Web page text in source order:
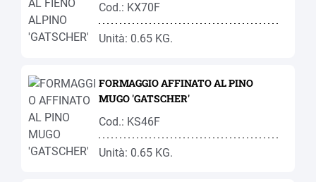
Cod.: KX70F
Unità: 0.65 KG.
FORMAGGIO AFFINATO AL PINO
MUGO 'GATSCHER'
Cod.: KS46F
Unità: 0.65 KG.